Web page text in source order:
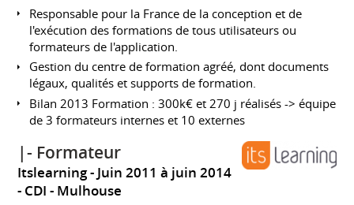
Responsable pour la France de la conception et de
l'exécution des formations de tous utilisateurs ou
formateurs de l'application.
Gestion du centre de formation agréé, dont documents
légaux, qualités et supports de formation.
Bilan 2013 Formation : 300k€ et 270 j réalisés -> équipe
de 3 formateurs internes et 10 externes
|- Formateur
Itslearning
Juin 2011 à juin 2014
CDI
Mulhouse